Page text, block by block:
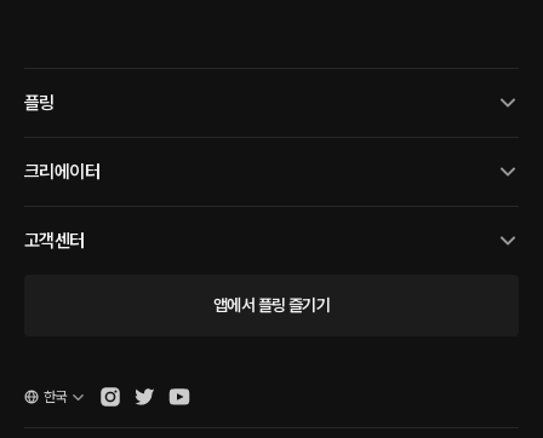
플링
크리에이터
고객센터
앱에서 플링 즐기기
한국